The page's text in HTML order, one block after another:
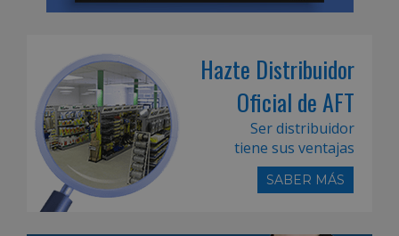
Hazte Distribuidor
Oficial de AFT
Ser distribuidor
tiene sus ventajas
SABER MÁS